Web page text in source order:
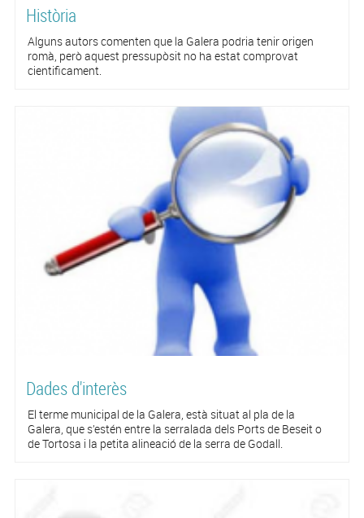
Història
Alguns autors comenten que la Galera podria tenir origen
romà, però aquest pressupòsit no ha estat comprovat
cientificament.
Dades d'interès
El terme municipal de la Galera, està situat al pla de la
Galera, que s’estén entre la serralada dels Ports de Beseit o
de Tortosa i la petita alineació de la serra de Godall.